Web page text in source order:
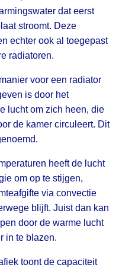
dat eerst
stroomt. Deze
echter ook al toegepast
radiatoren.
voor een radiator
is door het
lucht om zich heen, die
de kamer circuleert. Dit
heeft de lucht
om op te stijgen,
via convectie
blijft. Juist dan kan
door de warme lucht
in te blazen.
toont de capaciteit